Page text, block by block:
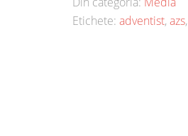
Etichete: adventist,azs,